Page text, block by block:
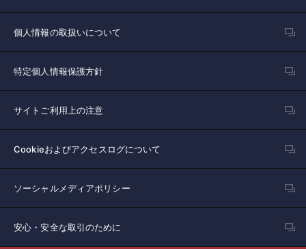
個人情報の取扱いについて
特定個人情報保護方針
サイトご利用上の注意
Cookieおよびアクセスログについて
ソーシャルメディアポリシー
安心・安全な取引のために